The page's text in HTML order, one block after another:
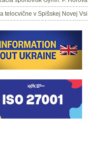
telocvične v Spišskej Novej Vsi